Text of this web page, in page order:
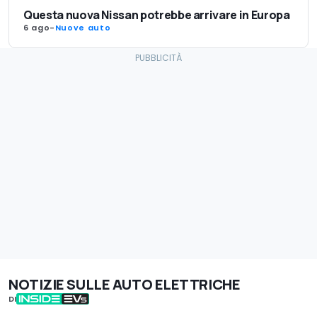
Questa nuova Nissan potrebbe arrivare in Europa
6 ago-Nuove auto
NOTIZIE SULLE AUTO ELETTRICHE
DI